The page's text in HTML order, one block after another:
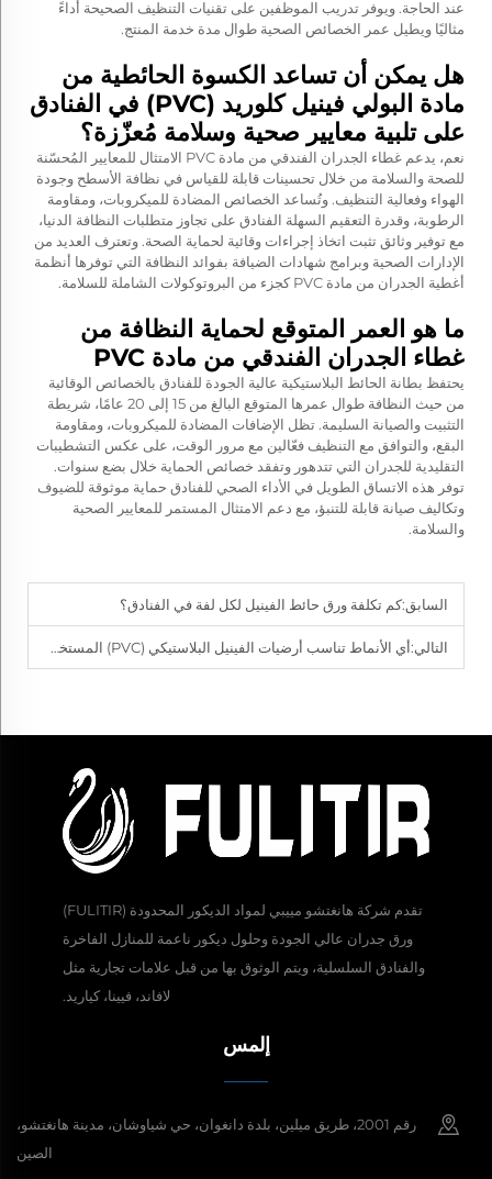
عند الحاجة. ويوفر تدريب الموظفين على تقنيات التنظيف الصحيحة أداءً
مثاليًا ويطيل عمر الخصائص الصحية طوال مدة خدمة المنتج.
هل يمكن أن تساعد الكسوة الحائطية من
مادة البولي فينيل كلوريد (PVC) في الفنادق
على تلبية معايير صحية وسلامة مُعزّزة؟
نعم، يدعم غطاء الجدران الفندقي من مادة PVC الامتثال للمعايير المُحسّنة
للصحة والسلامة من خلال تحسينات قابلة للقياس في نظافة الأسطح وجودة
الهواء وفعالية التنظيف. وتُساعد الخصائص المضادة للميكروبات، ومقاومة
الرطوبة، وقدرة التعقيم السهلة الفنادق على تجاوز متطلبات النظافة الدنيا،
مع توفير وثائق تثبت اتخاذ إجراءات وقائية لحماية الصحة. وتعترف العديد من
الإدارات الصحية وبرامج شهادات الضيافة بفوائد النظافة التي توفرها أنظمة
أغطية الجدران من مادة PVC كجزء من البروتوكولات الشاملة للسلامة.
ما هو العمر المتوقع لحماية النظافة من
غطاء الجدران الفندقي من مادة PVC
يحتفظ بطانة الحائط البلاستيكية عالية الجودة للفنادق بالخصائص الوقائية
من حيث النظافة طوال عمرها المتوقع البالغ من 15 إلى 20 عامًا، شريطة
التثبيت والصيانة السليمة. تظل الإضافات المضادة للميكروبات، ومقاومة
البقع، والتوافق مع التنظيف فعّالين مع مرور الوقت، على عكس التشطيبات
التقليدية للجدران التي تتدهور وتفقد خصائص الحماية خلال بضع سنوات.
توفر هذه الاتساق الطويل في الأداء الصحي للفنادق حماية موثوقة للضيوف
وتكاليف صيانة قابلة للتنبؤ، مع دعم الامتثال المستمر للمعايير الصحية
والسلامة.
السابق:كم تكلفة ورق حائط الفينيل لكل لفة في الفنادق؟
التالي:أي الأنماط تناسب أرضيات الفينيل البلاستيكي (PVC) المستخدمة في الجدران بالفنادق الفاخرة؟
تقدم شركة هانغتشو مييبي لمواد الديكور المحدودة (FULITIR)
ورق جدران عالي الجودة وحلول ديكور ناعمة للمنازل الفاخرة
والفنادق السلسلية، ويتم الوثوق بها من قبل علامات تجارية مثل
لافاند، فيينا، كياريد.
إلمس
رقم 2001، طريق ميلين، بلدة دانغوان، حي شياوشان، مدينة هانغتشو،
الصين